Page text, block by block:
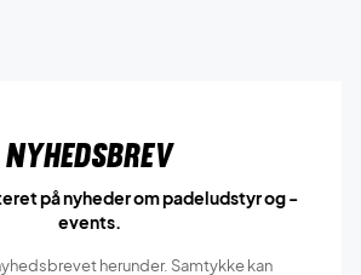
Nyhedsbrev
på nyheder om padeludstyr og -
events.
herunder. Samtykke kan